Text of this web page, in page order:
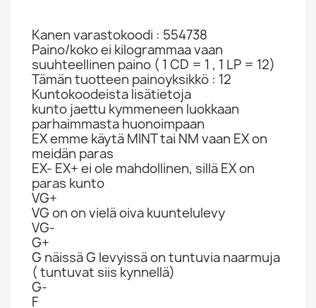
Kanen varastokoodi : 554738
Paino/koko ei kilogrammaa vaan
suuhteellinen paino ( 1 CD = 1 , 1 LP = 12)
Tämän tuotteen painoyksikkö : 12
Kuntokoodeista lisätietoja
kunto jaettu kymmeneen luokkaan
parhaimmasta huonoimpaan
EX emme käytä MINT tai NM vaan EX on
meidän paras
EX- EX+ ei ole mahdollinen, sillä EX on
paras kunto
VG+
VG on on vielä oiva kuuntelulevy
VG-
G+
G näissä G levyissä on tuntuvia naarmuja
( tuntuvat siis kynnellä)
G-
F